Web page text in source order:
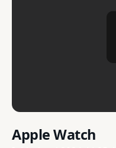
Apple Watch